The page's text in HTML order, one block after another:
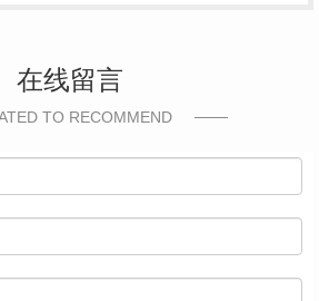
在线留言
TO RECOMMEND